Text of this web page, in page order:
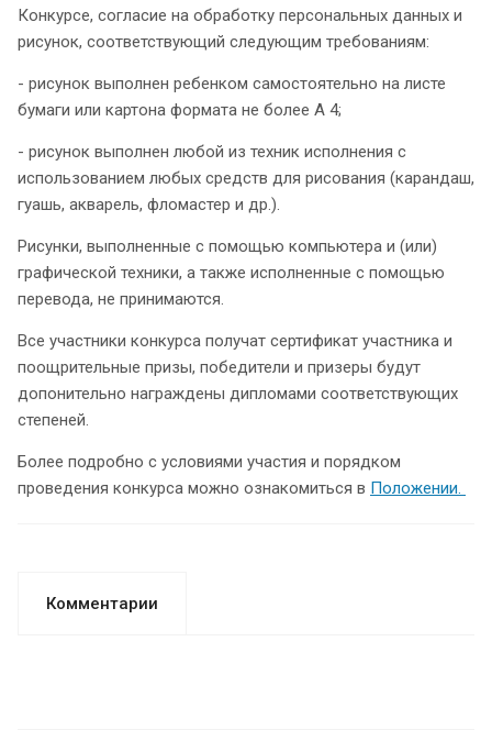
Конкурсе, согласие на обработку персональных данных и
рисунок, соответствующий следующим требованиям:
- рисунок выполнен ребенком самостоятельно на листе
бумаги или картона формата не более А 4;
- рисунок выполнен любой из техник исполнения с
использованием любых средств для рисования (карандаш,
гуашь, акварель, фломастер и др.).
Рисунки, выполненные с помощью компьютера и (или)
графической техники, а также исполненные с помощью
перевода, не принимаются.
Все участники конкурса получат сертификат участника и
поощрительные призы, победители и призеры будут
допонительно награждены дипломами соответствующих
степеней.
Более подробно с условиями участия и порядком
проведения конкурса можно ознакомиться в Положении.
Комментарии